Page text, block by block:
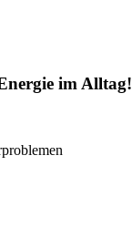
im Alltag!